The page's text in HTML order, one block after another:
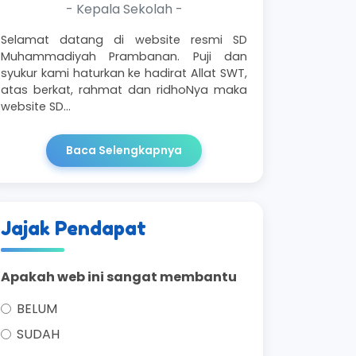
- Kepala Sekolah -
Selamat datang di website resmi SD
Muhammadiyah Prambanan. Puji dan
syukur kami haturkan ke hadirat Allat SWT,
atas berkat, rahmat dan ridhoNya maka
website SD…
Baca Selengkapnya
Jajak Pendapat
Apakah web ini sangat membantu
BELUM
SUDAH